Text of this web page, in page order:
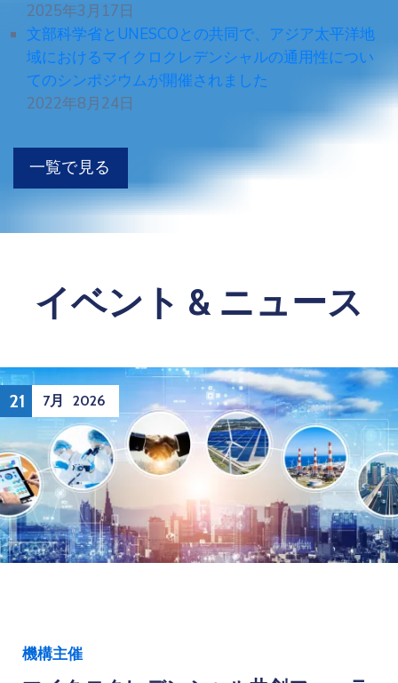
2025年3月17日
文部科学省とUNESCOとの共同で、アジア太平洋地
域におけるマイクロクレデンシャルの通用性につい
てのシンポジウムが開催されました
2022年8月24日
一覧で見る
イベント & ニュース
21 7月 2026
機構主催